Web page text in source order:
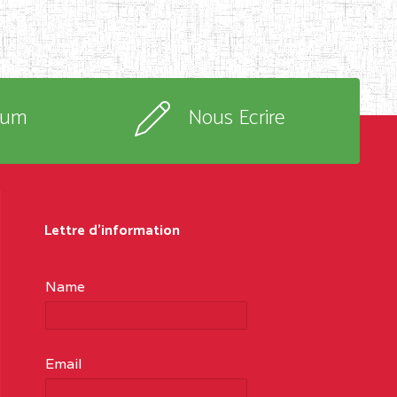
Nous Ecrire
Lettre d'information
Name
Email